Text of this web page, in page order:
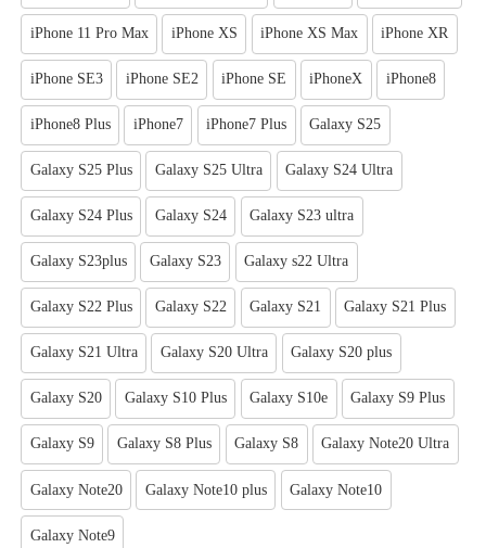
iPhone 11 Pro Max iPhone XS iPhone XS Max iPhone XR
iPhone SE3 iPhone SE2 iPhone SE iPhoneX iPhone8
iPhone8 Plus iPhone7 iPhone7 Plus Galaxy S25
Galaxy S25 Plus Galaxy S25 Ultra Galaxy S24 Ultra
Galaxy S24 Plus Galaxy S24 Galaxy S23 ultra
Galaxy S23plus Galaxy S23 Galaxy s22 Ultra
Galaxy S22 Plus Galaxy S22 Galaxy S21 Galaxy S21 Plus
Galaxy S21 Ultra Galaxy S20 Ultra Galaxy S20 plus
Galaxy S20 Galaxy S10 Plus Galaxy S10e Galaxy S9 Plus
Galaxy S9 Galaxy S8 Plus Galaxy S8 Galaxy Note20 Ultra
Galaxy Note20 Galaxy Note10 plus Galaxy Note10
Galaxy Note9